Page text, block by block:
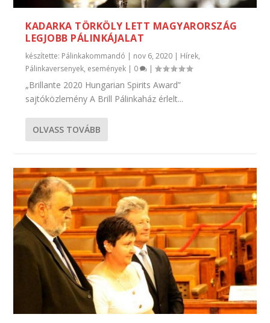
KADARKA TÖRKÖLY LETT MAGYARORSZÁG
LEGJOBB PÁLINKÁJALAT
készítette: Pálinkakommandó | nov 6, 2020 | Hírek,
Pálinkaversenyek, események | 0 |
„Brillante 2020 Hungarian Spirits Award”
sajtóközlemény A Brill Pálinkaház érlelt...
OLVASS TOVÁBB